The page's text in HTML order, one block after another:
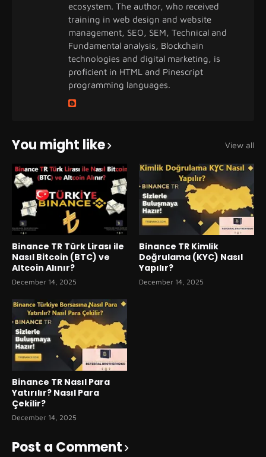
ecosystem. The author, who received
training in web design and website
management, SEO, SEM, Technical and
Fundamental analysis, Blockchain
technologies and digital marketing, is
proficient in HTML and Pinescript
programming languages.
You might like View all
Binance TR Türk Lirası ile
Nasıl Bitcoin (BTC) ve
Altcoin Alınır?
December 14, 2025
Binance TR Kimlik
Doğrulama (KYC) Nasıl
Yapılır?
December 14, 2025
Binance TR Nasıl Para
Yatırılır? Nasıl Para
Çekilir?
December 14, 2025
Post a Comment